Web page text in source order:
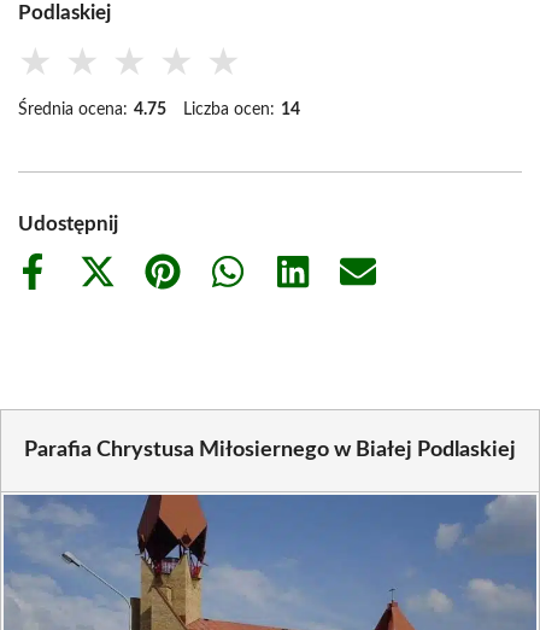
Podlaskiej
★ ★ ★ ★ ★
Średnia ocena: 4.75 Liczba ocen: 14
Udostępnij
Share
Share
Share
Share
Share
Share
Parafia Chrystusa Miłosiernego w Białej Podlaskiej